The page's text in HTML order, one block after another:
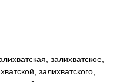
залихватское,
залихватского,